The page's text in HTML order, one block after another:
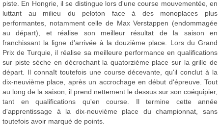
piste. En Hongrie, il se distingue lors d'une course mouvementée, en
luttant au milieu du peloton face à des monoplaces plus
performantes, notamment celle de Max Verstappen (endommagée
au départ), et réalise son meilleur résultat de la saison en
franchissant la ligne d'arrivée à la douzième place. Lors du Grand
Prix de Turquie, il réalise sa meilleure performance en qualifications
sur piste sèche en décrochant la quatorzième place sur la grille de
départ. Il connaît toutefois une course décevante, qu'il conclut à la
dix-neuvième place, après un accrochage en début d'épreuve. Tout
au long de la saison, il prend nettement le dessus sur son coéquipier,
tant en qualifications qu'en course. Il termine cette année
d'apprentissage à la dix-neuvième place du championnat, sans
toutefois avoir marqué de points.